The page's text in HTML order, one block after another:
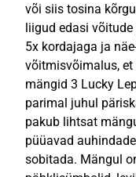
või siis tosina
liigud edasi võitude
5x kordajaga ja
võitmisvõimalus, et
mängid 3 Lucky
parimal juhul
pakub lihtsat
püüavad
sobitada. Mängul